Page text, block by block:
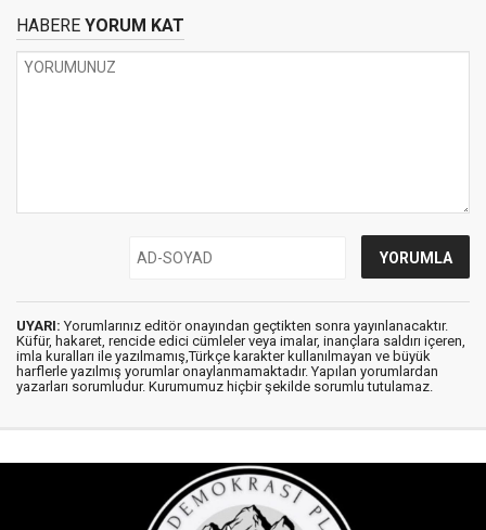
HABERE YORUM KAT
UYARI: Yorumlarınız editör onayından geçtikten sonra yayınlanacaktır.
Küfür, hakaret, rencide edici cümleler veya imalar, inançlara saldırı içeren,
imla kuralları ile yazılmamış,Türkçe karakter kullanılmayan ve büyük
harflerle yazılmış yorumlar onaylanmamaktadır. Yapılan yorumlardan
yazarları sorumludur. Kurumumuz hiçbir şekilde sorumlu tutulamaz.